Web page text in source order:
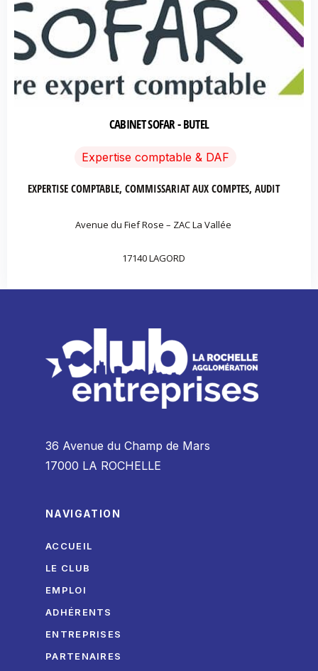
CABINET SOFAR - BUTEL
Expertise comptable & DAF
EXPERTISE COMPTABLE, COMMISSARIAT AUX COMPTES, AUDIT
Avenue du Fief Rose – ZAC La Vallée
17140 LAGORD
36 Avenue du Champ de Mars
17000 LA ROCHELLE
NAVIGATION
ACCUEIL
LE CLUB
EMPLOI
ADHÉRENTS
ENTREPRISES
PARTENAIRES